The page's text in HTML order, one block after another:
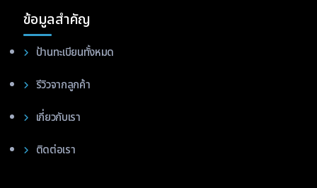
ข้อมูลสำคัญ
ป้านทะเบียนทั้งหมด
รีวิวจากลูกค้า
เกี่ยวกับเรา
ติดต่อเรา